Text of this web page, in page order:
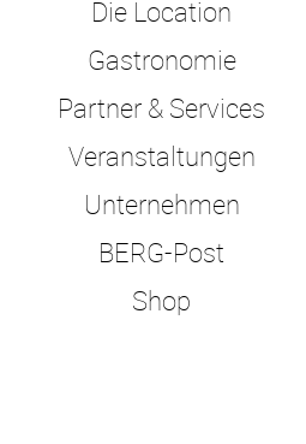
Die Location
Gastronomie
Partner & Services
Veranstaltungen
Unternehmen
BERG-Post
Shop